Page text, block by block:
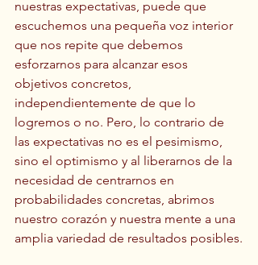
nuestras expectativas, puede que
escuchemos una pequeña voz interior
que nos repite que debemos
esforzarnos para alcanzar esos
objetivos concretos,
independientemente de que lo
logremos o no. Pero, lo contrario de
las expectativas no es el pesimismo,
sino el optimismo y al liberarnos de la
necesidad de centrarnos en
probabilidades concretas, abrimos
nuestro corazón y nuestra mente a una
amplia variedad de resultados posibles.